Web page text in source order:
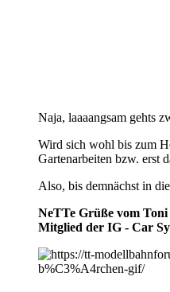
Naja, laaaangsam gehts
Wird sich wohl bis zum
Gartenarbeiten bzw. erst
Also, bis demnächst in
NeTTe Grüße vom Toni
Mitglied der IG - Car